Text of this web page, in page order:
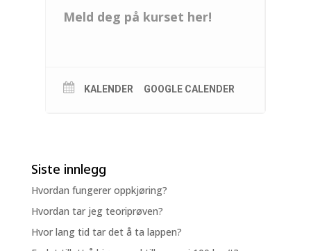
Meld deg på kurset her!
KALENDER GOOGLE CALENDER
Siste innlegg
Hvordan fungerer oppkjøring?
Hvordan tar jeg teoriprøven?
Hvor lang tid tar det å ta lappen?